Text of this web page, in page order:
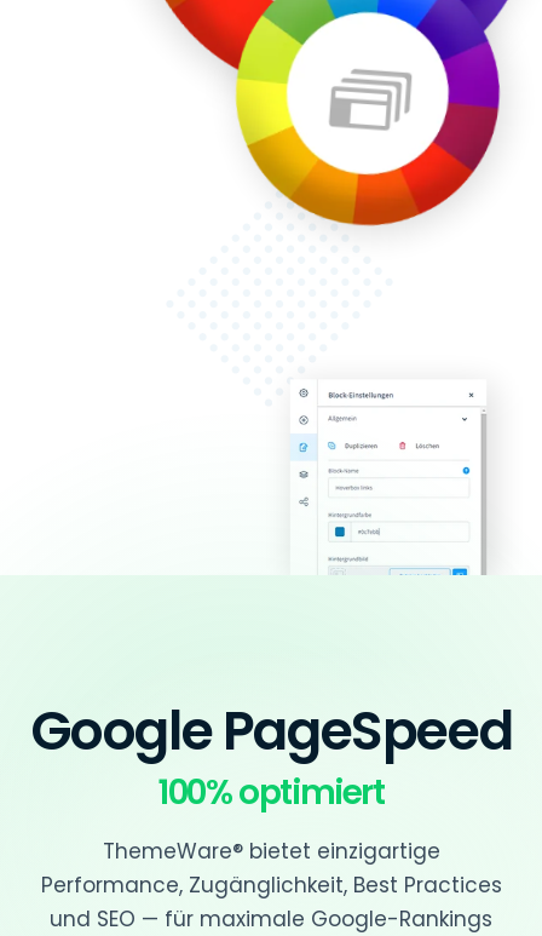
Google PageSpeed
100% optimiert
ThemeWare® bietet einzigartige
Performance, Zugänglichkeit, Best Practices
und SEO — für maximale Google-Rankings